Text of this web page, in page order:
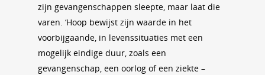
zijn gevangenschappen sleepte, maar laat die
varen. ‘Hoop bewijst zijn waarde in het
voorbijgaande, in levenssituaties met een
mogelijk eindige duur, zoals een
gevangenschap, een oorlog of een ziekte –